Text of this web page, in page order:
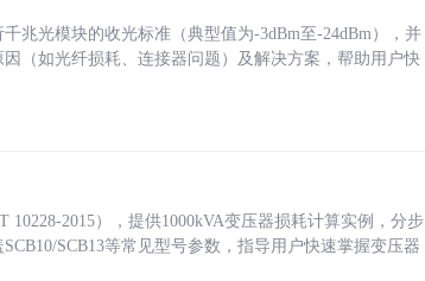
兆光模块的收光标准（典型值为-3dBm至-24dBm），并
（如光纤损耗、连接器问题）及解决方案，帮助用户快
2015），提供1000kVA变压器损耗计算实例，分步
SCB13等常见型号参数，指导用户快速掌握变压器